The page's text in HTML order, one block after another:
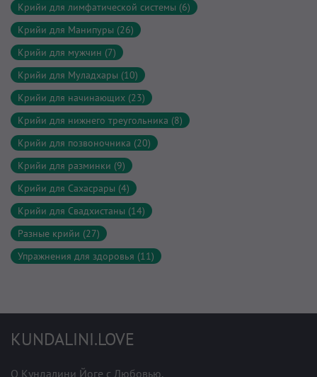
Крийи для лимфатической системы (6)
Крийи для Манипуры (26)
Крийи для мужчин (7)
Крийи для Муладхары (10)
Крийи для начинающих (23)
Крийи для нижнего треугольника (8)
Крийи для позвоночника (20)
Крийи для разминки (9)
Крийи для Сахасрары (4)
Крийи для Свадхистаны (14)
Разные крийи (27)
Упражнения для здоровья (11)
KUNDALINI.LOVE
О Кундалини Йоге с Любовью.